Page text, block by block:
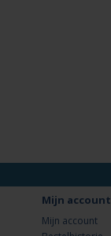
Mijn account
Mijn account